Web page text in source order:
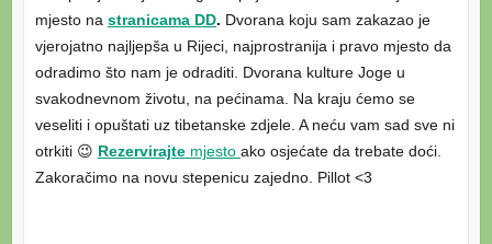
mjesto na stranicama DD. Dvorana koju sam zakazao je
vjerojatno najljepša u Rijeci, najprostranija i pravo mjesto da
odradimo što nam je odraditi. Dvorana kulture Joge u
svakodnevnom životu, na pećinama. Na kraju ćemo se
veseliti i opuštati uz tibetanske zdjele. A neću vam sad sve ni
otrkiti 😉 Rezervirajtemjesto ako osjećate da trebate doći.
Zakoračimo na novu stepenicu zajedno. Pillot <3